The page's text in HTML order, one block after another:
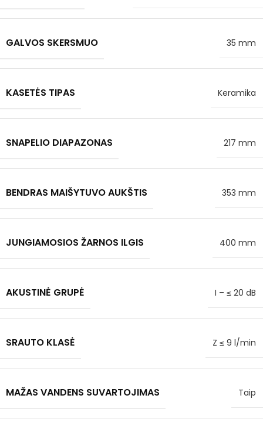
GALVOS SKERSMUO 35 mm
KASETĖS TIPAS Keramika
SNAPELIO DIAPAZONAS 217 mm
BENDRAS MAIŠYTUVO AUKŠTIS 353 mm
JUNGIAMOSIOS ŽARNOS ILGIS 400 mm
AKUSTINĖ GRUPĖ I – ≤ 20 dB
SRAUTO KLASĖ Z ≤ 9 l/min
MAŽAS VANDENS SUVARTOJIMAS Taip